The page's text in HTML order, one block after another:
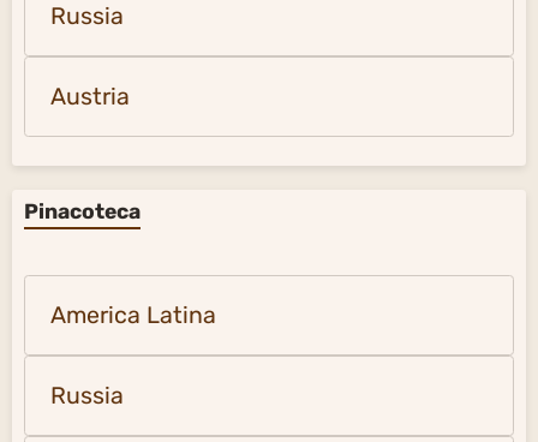
Russia
Austria
Pinacoteca
America Latina
Russia